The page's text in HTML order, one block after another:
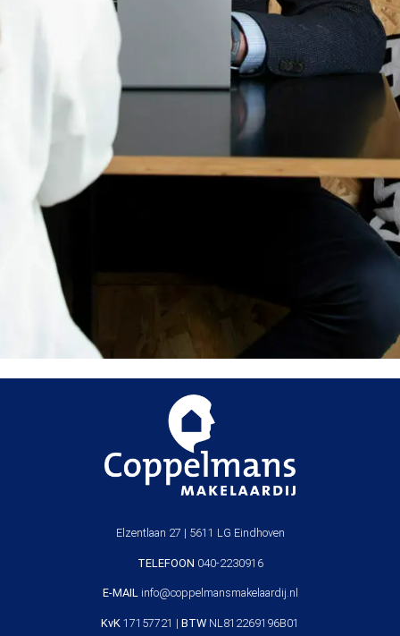
Elzentlaan 27 | 5611 LG Eindhoven
TELEFOON 040-2230916
E-MAILinfo@coppelmansmakelaardij.nl
KvK 17157721 | BTW NL812269196B01